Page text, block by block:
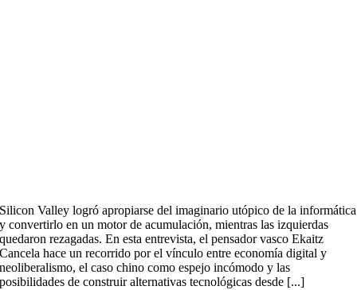
Silicon Valley logró apropiarse del imaginario utópico de la informática
y convertirlo en un motor de acumulación, mientras las izquierdas
quedaron rezagadas. En esta entrevista, el pensador vasco Ekaitz
Cancela hace un recorrido por el vínculo entre economía digital y
neoliberalismo, el caso chino como espejo incómodo y las
posibilidades de construir alternativas tecnológicas desde [...]